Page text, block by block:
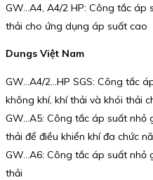
GW…A4, A4/2 HP: Công tắc áp
thải cho ứng dụng áp suất cao
Dungs Việt Nam
GW…A4/2…HP SGS: Công tắc
không khí, khí thải và khói thải
GW…A5: Công tắc áp suất nhỏ
thải để điều khiển khí đa chức
GW…A6: Công tắc áp suất nhỏ
thải